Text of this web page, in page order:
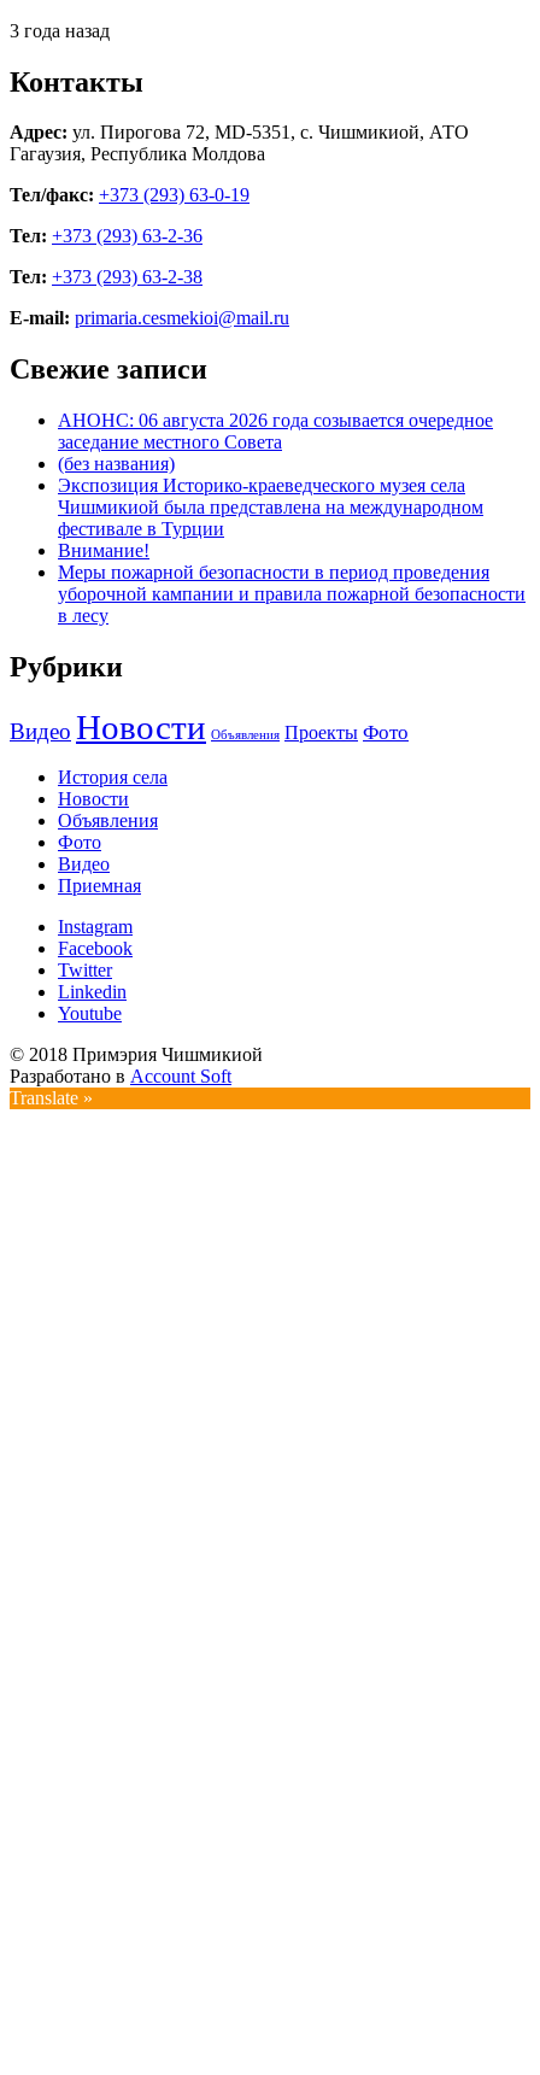
3 года назад
Контакты
Адрес: ул. Пирогова 72, MD-5351, с. Чишмикиой, АТО
Гагаузия, Республика Молдова
Тел/факс: +373 (293) 63-0-19
Тел: +373 (293) 63-2-36
Тел: +373 (293) 63-2-38
E-mail: primaria.cesmekioi@mail.ru
Свежие записи
АНОНС: 06 августа 2026 года созывается очередное
заседание местного Совета
(без названия)
Экспозиция Историко-краеведческого музея села
Чишмикиой была представлена на международном
фестивале в Турции
Внимание!
Меры пожарной безопасности в период проведения
уборочной кампании и правила пожарной безопасности
в лесу
Рубрики
Видео Новости Объявления Проекты Фото
История села
Новости
Объявления
Фото
Видео
Приемная
Instagram
Facebook
Twitter
Linkedin
Youtube
© 2018 Примэрия Чишмикиой
Разработано в Account Soft
Translate »